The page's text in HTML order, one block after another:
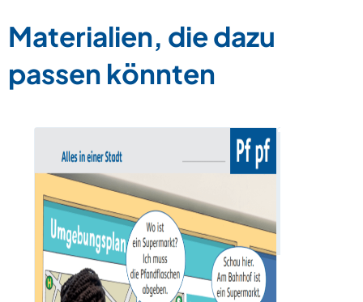
Materialien, die dazu
passen könnten